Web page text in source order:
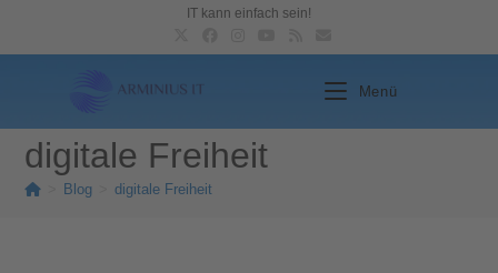
IT kann einfach sein!
Menü
digitale Freiheit
Blog digitale Freiheit